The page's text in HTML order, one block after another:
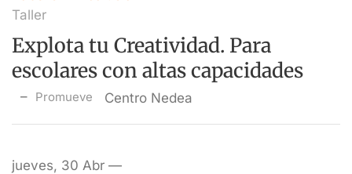
Taller
Explota tu Creatividad. Para
escolares con altas capacidades
Promueve Centro Nedea
jueves, 30 Abr —